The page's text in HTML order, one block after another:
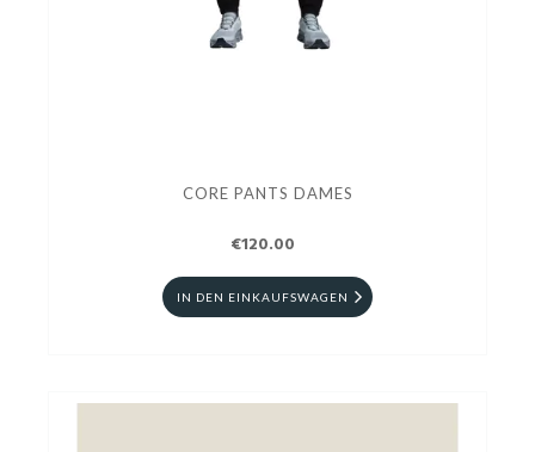
CORE PANTS DAMES
€120.00
IN DEN EINKAUFSWAGEN